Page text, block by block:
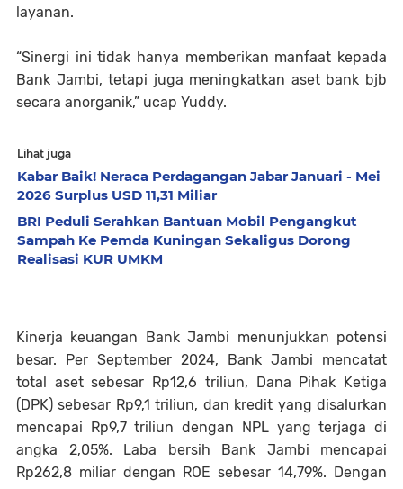
layanan.
“Sinergi ini tidak hanya memberikan manfaat kepada
Bank Jambi, tetapi juga meningkatkan aset bank bjb
secara anorganik,” ucap Yuddy.
Lihat juga
Kabar Baik! Neraca Perdagangan Jabar Januari - Mei
2026 Surplus USD 11,31 Miliar
BRI Peduli Serahkan Bantuan Mobil Pengangkut
Sampah Ke Pemda Kuningan Sekaligus Dorong
Realisasi KUR UMKM
Kinerja keuangan Bank Jambi menunjukkan potensi
besar. Per September 2024, Bank Jambi mencatat
total aset sebesar Rp12,6 triliun, Dana Pihak Ketiga
(DPK) sebesar Rp9,1 triliun, dan kredit yang disalurkan
mencapai Rp9,7 triliun dengan NPL yang terjaga di
angka 2,05%. Laba bersih Bank Jambi mencapai
Rp262,8 miliar dengan ROE sebesar 14,79%. Dengan